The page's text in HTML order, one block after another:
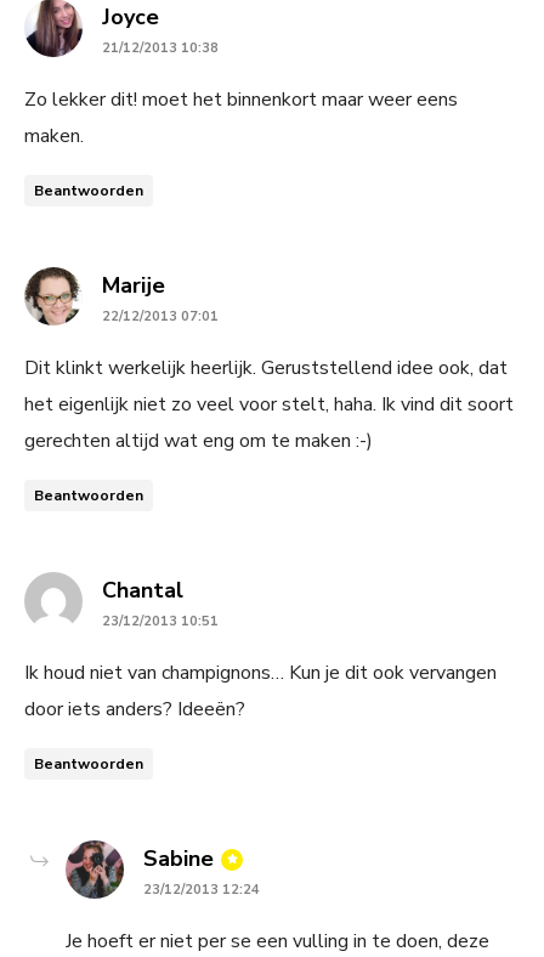
Joycesays:
21/12/2013 10:38
Zo lekker dit! moet het binnenkort maar weer eens
maken.
Beantwoorden
Marijesays:
22/12/2013 07:01
Dit klinkt werkelijk heerlijk. Geruststellend idee ook, dat
het eigenlijk niet zo veel voor stelt, haha. Ik vind dit soort
gerechten altijd wat eng om te maken :-)
Beantwoorden
Chantalsays:
23/12/2013 10:51
Ik houd niet van champignons… Kun je dit ook vervangen
door iets anders? Ideeën?
Beantwoorden
Sabine says:
23/12/2013 12:24
Je hoeft er niet per se een vulling in te doen, deze